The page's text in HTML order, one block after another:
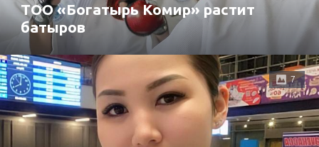
ТОО «Богатырь Комир» растит
батыров
7